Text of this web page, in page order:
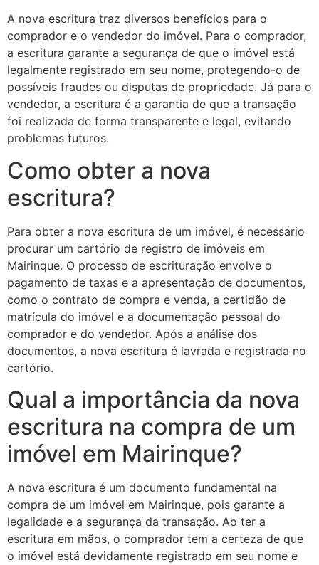
A nova escritura traz diversos benefícios para o
comprador e o vendedor do imóvel. Para o comprador,
a escritura garante a segurança de que o imóvel está
legalmente registrado em seu nome, protegendo-o de
possíveis fraudes ou disputas de propriedade. Já para o
vendedor, a escritura é a garantia de que a transação
foi realizada de forma transparente e legal, evitando
problemas futuros.
Como obter a nova
escritura?
Para obter a nova escritura de um imóvel, é necessário
procurar um cartório de registro de imóveis em
Mairinque. O processo de escrituração envolve o
pagamento de taxas e a apresentação de documentos,
como o contrato de compra e venda, a certidão de
matrícula do imóvel e a documentação pessoal do
comprador e do vendedor. Após a análise dos
documentos, a nova escritura é lavrada e registrada no
cartório.
Qual a importância da nova
escritura na compra de um
imóvel em Mairinque?
A nova escritura é um documento fundamental na
compra de um imóvel em Mairinque, pois garante a
legalidade e a segurança da transação. Ao ter a
escritura em mãos, o comprador tem a certeza de que
o imóvel está devidamente registrado em seu nome e